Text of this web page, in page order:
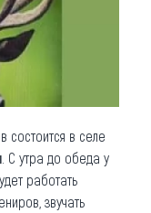
состоится в селе
. С утра до обеда у
работать
звучать